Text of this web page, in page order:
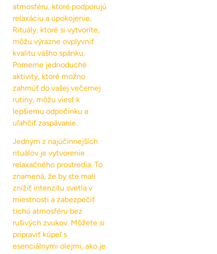
atmosféru, ktoré podporujú
relaxáciu a upokojenie.
Rituály, ktoré si vytvoríte,
môžu výrazne ovplyvniť
kvalitu vášho spánku.
Pomerne jednoduché
aktivity, ktoré možno
zahrnúť do vašej večernej
rutiny, môžu viesť k
lepšiemu odpočinku a
uľahčiť zaspávanie.
Jedným z najúčinnejších
rituálov je vytvorenie
relaxačného prostredia. To
znamená, že by ste mali
znížiť intenzitu svetla v
miestnosti a zabezpečiť
tichú atmosféru bez
rušivých zvukov. Môžete si
pripraviť kúpeľ s
esenciálnymi olejmi, ako je